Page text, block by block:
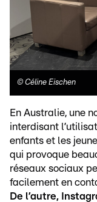
© Céline Eischen
En Australie, une
interdisant
enfants et les
qui provoque
réseaux sociaux
facilement en
De l’autre,